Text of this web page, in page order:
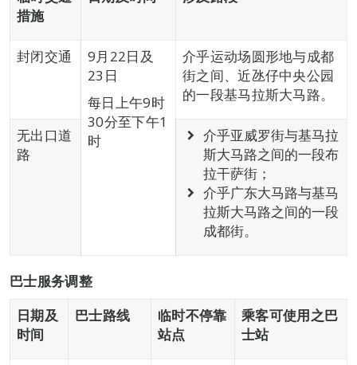
措施
封闭交通
9月22日及
23日
每日上午9时
30分至下午1
时
介乎运动场圆形地与成都
街之间、近氹仔中央公园
的一段基马拉斯大马路。
无出口道
路
介乎亚威罗街与基马拉
斯大马路之间的一段布
拉干萨街；
介乎广东大马路与基马
拉斯大马路之间的一段
成都街。
巴士服务调整
日期及
时间
巴士路线
临时不停靠
站点
乘客可使用之巴
士站